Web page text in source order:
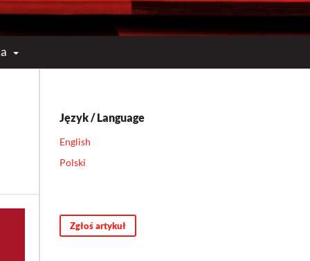
Język / Language
English
Polski
Zgłoś artykuł